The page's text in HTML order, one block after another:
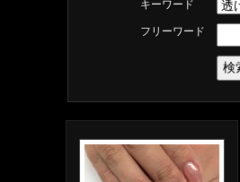
キーワード
フリーワード